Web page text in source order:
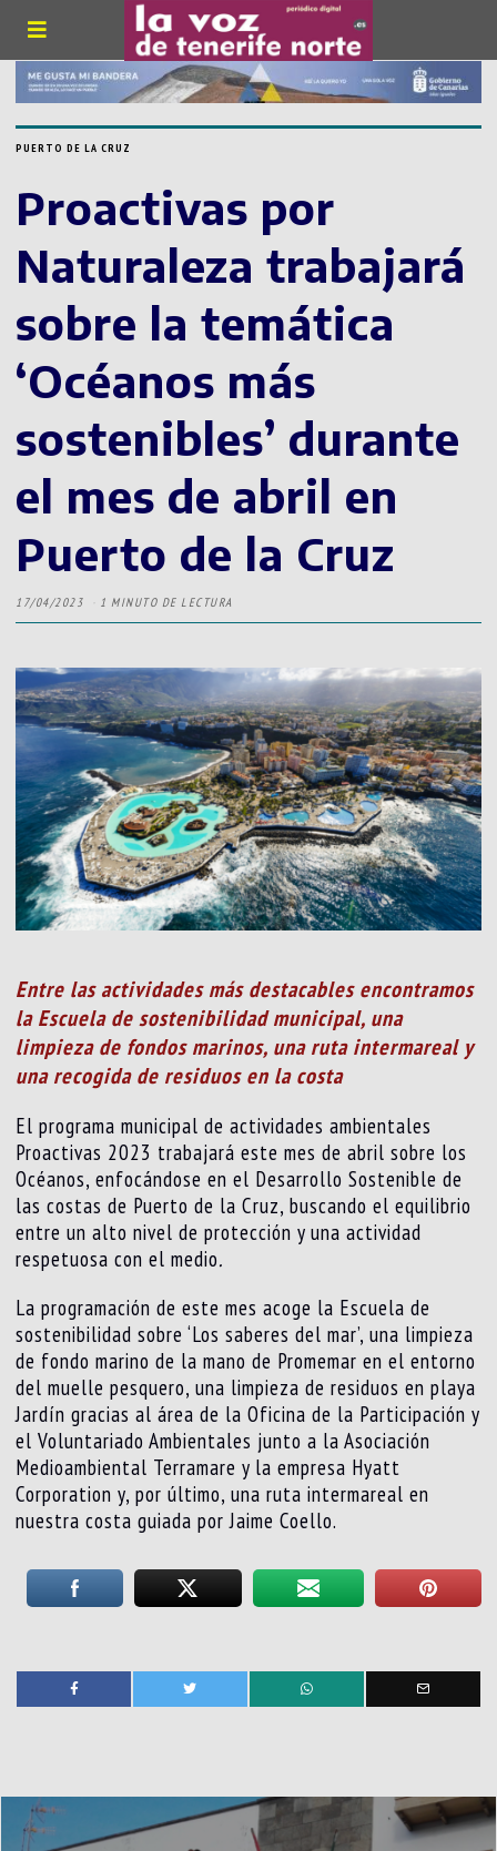
PUERTO DE LA CRUZ
Proactivas por
Naturaleza trabajará
sobre la temática
‘Océanos más
sostenibles’ durante
el mes de abril en
Puerto de la Cruz
17/04/2023 1 MINUTO DE LECTURA
Entre las actividades más destacables encontramos
la Escuela de sostenibilidad municipal, una
limpieza de fondos marinos, una ruta intermareal y
una recogida de residuos en la costa
El programa municipal de actividades ambientales
Proactivas 2023 trabajará este mes de abril sobre los
Océanos, enfocándose en el Desarrollo Sostenible de
las costas de Puerto de la Cruz, buscando el equilibrio
entre un alto nivel de protección y una actividad
respetuosa con el medio.
La programación de este mes acoge la Escuela de
sostenibilidad sobre ‘Los saberes del mar’, una limpieza
de fondo marino de la mano de Promemar en el entorno
del muelle pesquero, una limpieza de residuos en playa
Jardín gracias al área de la Oficina de la Participación y
el Voluntariado Ambientales junto a la Asociación
Medioambiental Terramare y la empresa Hyatt
Corporation y, por último, una ruta intermareal en
nuestra costa guiada por Jaime Coello.